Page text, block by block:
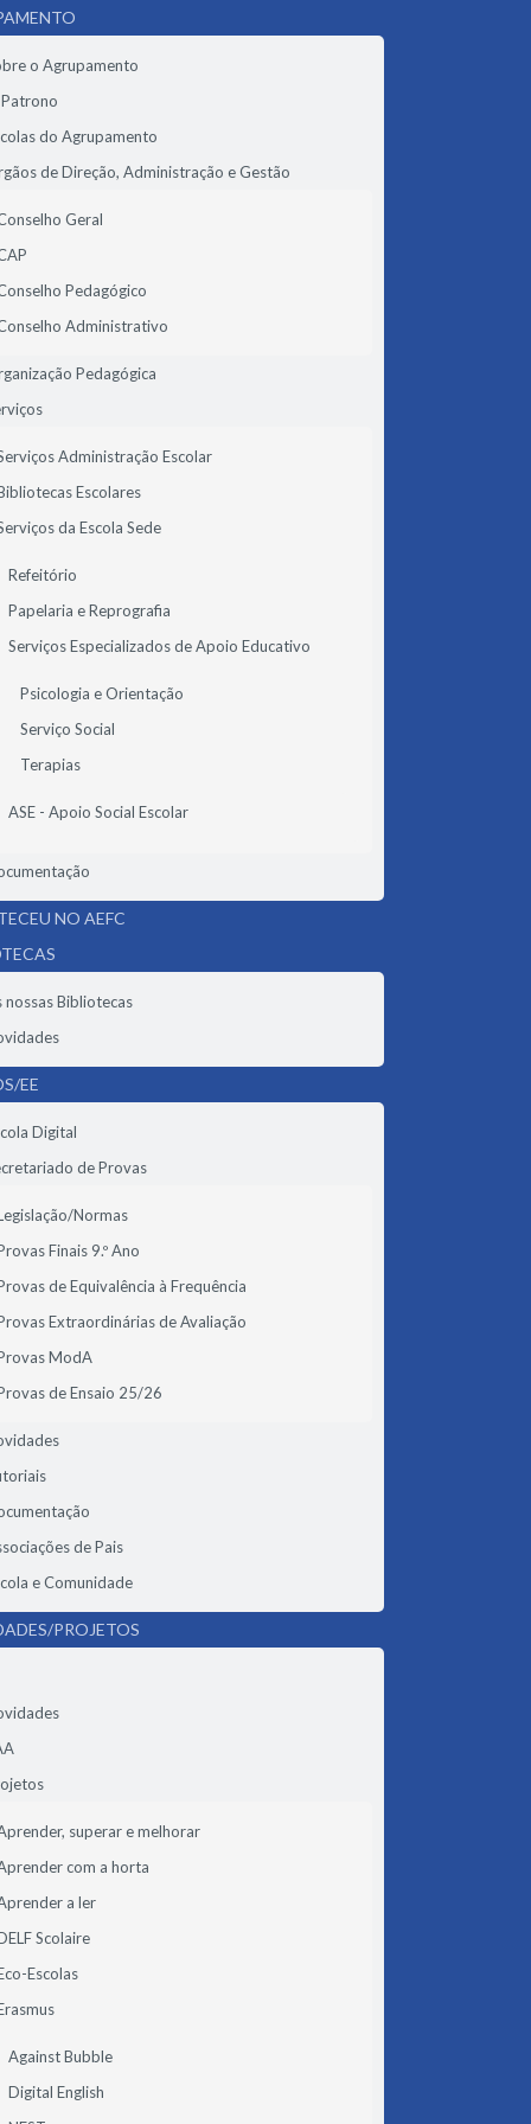
o Agrupamento
do Agrupamento
de Direção, Administração e Gestão
Geral
Pedagógico
Administrativo
Pedagógica
Administração Escolar
Escolares
da Escola Sede
Refeitório
Papelaria e Reprografia
Serviços Especializados de Apoio Educativo
Psicologia e Orientação
Serviço Social
Terapias
ASE - Apoio Social Escolar
NO AEFC
nossas Bibliotecas
EE
Digital
de Provas
Normas
Finais 9.º Ano
de Equivalência à Frequência
Extraordinárias de Avaliação
ModA
de Ensaio 25/26
de Pais
e Comunidade
PROJETOS
superar e melhorar
com a horta
a ler
Scolaire
Escolas
Against Bubble
Digital English